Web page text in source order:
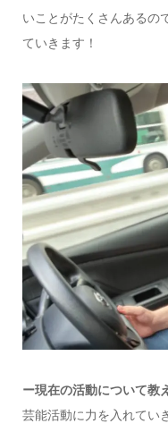
いことがたくさんあるの
ていきます！
ー現在の活動について教
芸能活動に力を入れてい